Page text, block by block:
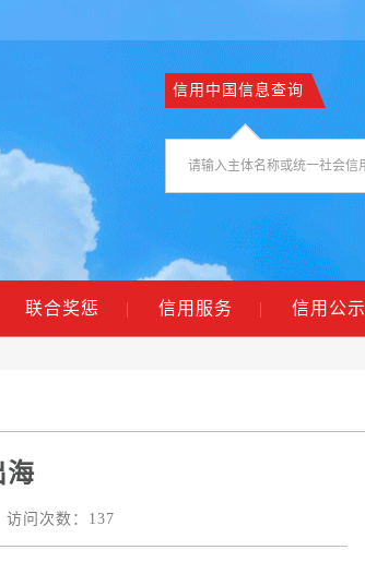
信用中国信息查询
联合奖惩 | 信用服务 | 信用公示
海
访问次数： 137